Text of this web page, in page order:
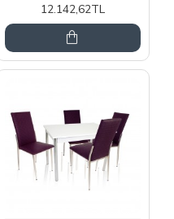
12.142,62TL